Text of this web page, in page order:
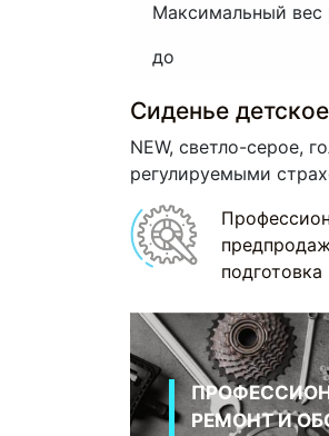
Максимальный вес
до
Сиденье
NEW, светло-серое,
регулируемыми
подготовка
РЕМОНТ И